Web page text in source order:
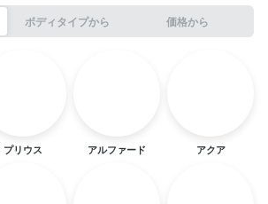
ボディタイプから 価格から
プリウス アルファード アクア